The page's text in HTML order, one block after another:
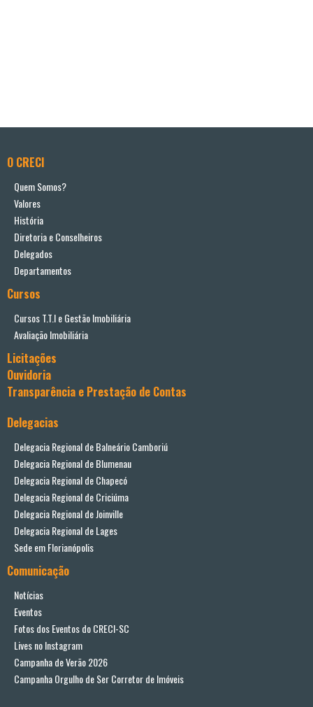
O CRECI
Quem Somos?
Valores
História
Diretoria e Conselheiros
Delegados
Departamentos
Cursos
Cursos T.T.I e Gestão Imobiliária
Avaliação Imobiliária
Licitações
Ouvidoria
Transparência e Prestação de Contas
Delegacias
Delegacia Regional de Balneário Camboriú
Delegacia Regional de Blumenau
Delegacia Regional de Chapecó
Delegacia Regional de Criciúma
Delegacia Regional de Joinville
Delegacia Regional de Lages
Sede em Florianópolis
Comunicação
Notícias
Eventos
Fotos dos Eventos do CRECI-SC
Lives no Instagram
Campanha de Verão 2026
Campanha Orgulho de Ser Corretor de Imóveis